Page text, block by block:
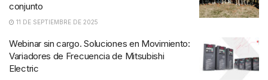
conjunto
11 DE SEPTIEMBRE DE 2025
Webinar sin cargo. Soluciones en Movimiento:
Variadores de Frecuencia de Mitsubishi
Electric